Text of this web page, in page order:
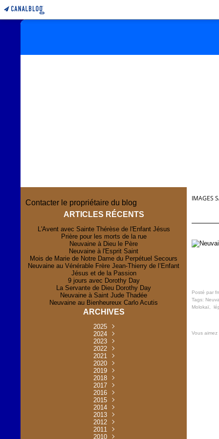
Contacter le propriétaire du blog
ARTICLES RÉCENTS
L'Avent avec Sainte Thérèse de l'Enfant Jésus
Prière pour les morts de la rue
Neuvaine à Dieu le Père
Neuvaine à l'Esprit Saint
Mois de Marie de Notre Dame du Perpétuel Secours
Neuvaine au Vénérable Frère Jean-Thierry de l’Enfant
Jésus et de la Passion
9 jours avec Dorothy Day
La Servante de Dieu Dorothy Day
Neuvaine à Saint Jude Thadée
Neuvaine au Bienheureux Carlo Acutis
ARCHIVES
2025
Novembre
Juillet(1)
Mai
(1)
Avril
(1)
Janvier(1)
2024
Novembre
Octobre
Août
(1)
Mai
(8)
Avril
(2)
Mars
(1)
Février(1)
Janvier(2)
2023
Décembre
Novembre
Octobre
Juin
(29)
Mai (31)
Avril
(2)
2022
Décembre
Novembre
Octobre
Août
(33)
Juillet
(32)
Juin
(1)
Mai (35)
Avril
(31)
Mars
(32)
Février(2)
Janvier(30)
2021
Décembre
Novembre
Octobre(30)
Septembre
Août
(30)
Juillet(2)
Mai (30)
Avril
(3)
2020
Décembre
Novembre
Octobre(17)
Septembre
Mai (30)
Avril
(13)
Mars
(1)
2019
Octobre
Mai (30)
Avril
(5)
Mars
(31)
Février(3)
2018
Décembre
Novembre
Octobre
Août
(2)
Juin
(5)
Mai (30)
Avril
(31)
Mars
(3)
2017
Décembre
Novembre
Octobre
Août
(30)
Juillet
(33)
Juin
(4)
Mai (32)
2016
Décembre
Novembre
Octobre
Septembre
Août
(2)
Juin
(4)
2015
Décembre
Novembre
Octobre
Septembre
Août
(4)
2014
Septembre
Août
(3)
Juillet(6)
Juin
(31)
2013
Décembre
Novembre
Octobre
2012
Décembre
Novembre
2011
Décembre
2010
IMAGES
Posté par
Tags:
Molokaï
Vous aimez